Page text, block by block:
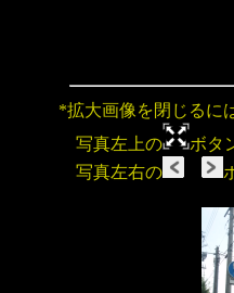
*拡大画像を閉じるに
写真左上の
ボタ
写真左右の